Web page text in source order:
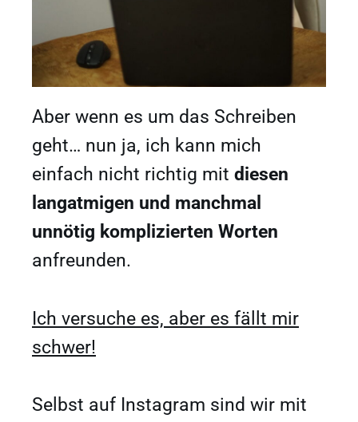
Aber wenn es um das Schreiben
geht… nun ja, ich kann mich
einfach nicht richtig mit diesen
langatmigen und manchmal
unnötig komplizierten Worten
anfreunden.
Ich versuche es, aber es fällt mir
schwer!
Selbst auf Instagram sind wir mit